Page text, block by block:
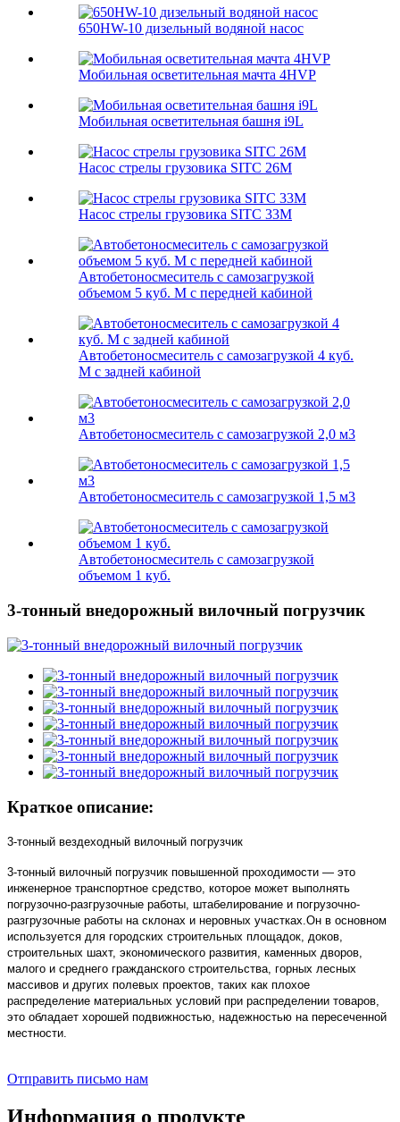
650HW-10 дизельный водяной насос
Мобильная осветительная мачта 4HVP
Мобильная осветительная башня i9L
Насос стрелы грузовика SITC 26M
Насос стрелы грузовика SITC 33M
Автобетоносмеситель с самозагрузкой
объемом 5 куб. М с передней кабиной
Автобетоносмеситель с самозагрузкой 4 куб.
М с задней кабиной
Автобетоносмеситель с самозагрузкой 2,0 м3
Автобетоносмеситель с самозагрузкой 1,5 м3
Автобетоносмеситель с самозагрузкой
объемом 1 куб.
3-тонный внедорожный вилочный погрузчик
Краткое описание:
3-тонный вездеходный вилочный погрузчик
3-тонный вилочный погрузчик повышенной проходимости — это
инженерное транспортное средство, которое может выполнять
погрузочно-разгрузочные работы, штабелирование и погрузочно-
разгрузочные работы на склонах и неровных участках.Он в основном
используется для городских строительных площадок, доков,
строительных шахт, экономического развития, каменных дворов,
малого и среднего гражданского строительства, горных лесных
массивов и других полевых проектов, таких как плохое
распределение материальных условий при распределении товаров,
это обладает хорошей подвижностью, надежностью на пересеченной
местности.
Отправить письмо нам
Информация о продукте